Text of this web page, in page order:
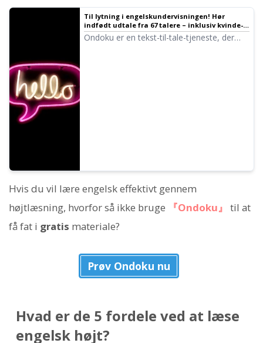
Til lytning i engelskundervisningen! Hør
indfødt udtale fra 67 talere – inklusiv kvinde-,
mande-, pige- og drengestemmer!
Ondoku er en tekst-til-tale-tjeneste, der
Hvis du vil lære engelsk effektivt gennem
højtlæsning, hvorfor så ikke bruge
『Ondoku』 til at
få fat i gratis materiale?
Prøv Ondoku nu
Hvad er de 5 fordele ved at læse
engelsk højt?